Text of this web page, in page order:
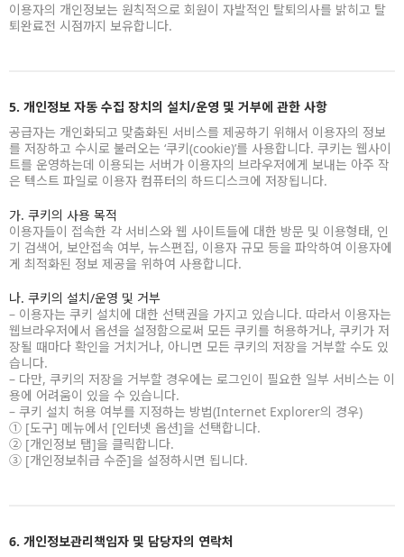
이용자의 개인정보는 원칙적으로 회원이 자발적인 탈퇴의사를 밝히고 탈
퇴완료전 시점까지 보유합니다.
5. 개인정보 자동 수집 장치의 설치/운영 및 거부에 관한 사항
공급자는 개인화되고 맞춤화된 서비스를 제공하기 위해서 이용자의 정보
를 저장하고 수시로 불러오는 ‘쿠키(cookie)’를 사용합니다. 쿠키는 웹사이
트를 운영하는데 이용되는 서버가 이용자의 브라우저에게 보내는 아주 작
은 텍스트 파일로 이용자 컴퓨터의 하드디스크에 저장됩니다.
가. 쿠키의 사용 목적
이용자들이 접속한 각 서비스와 웹 사이트들에 대한 방문 및 이용형태, 인
기 검색어, 보안접속 여부, 뉴스편집, 이용자 규모 등을 파악하여 이용자에
게 최적화된 정보 제공을 위하여 사용합니다.
나. 쿠키의 설치/운영 및 거부
– 이용자는 쿠키 설치에 대한 선택권을 가지고 있습니다. 따라서 이용자는
웹브라우저에서 옵션을 설정함으로써 모든 쿠키를 허용하거나, 쿠키가 저
장될 때마다 확인을 거치거나, 아니면 모든 쿠키의 저장을 거부할 수도 있
습니다.
– 다만, 쿠키의 저장을 거부할 경우에는 로그인이 필요한 일부 서비스는 이
용에 어려움이 있을 수 있습니다.
– 쿠키 설치 허용 여부를 지정하는 방법(Internet Explorer의 경우)
① [도구] 메뉴에서 [인터넷 옵션]을 선택합니다.
② [개인정보 탭]을 클릭합니다.
③ [개인정보취급 수준]을 설정하시면 됩니다.
6. 개인정보관리책임자 및 담당자의 연락처